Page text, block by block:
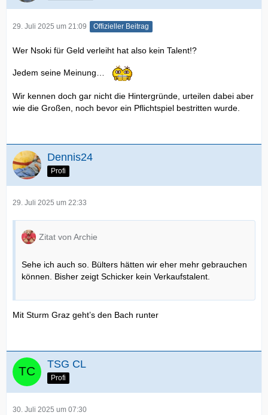
29. Juli 2025 um 21:09 Offizieller Beitrag
Wer Nsoki für Geld verleiht hat also kein Talent!?
Jedem seine Meinung…
Wir kennen doch gar nicht die Hintergründe, urteilen dabei aber
wie die Großen, noch bevor ein Pflichtspiel bestritten wurde.
Dennis24
Profi
29. Juli 2025 um 22:33
Zitat von Archie
Sehe ich auch so. Bülters hätten wir eher mehr gebrauchen
können. Bisher zeigt Schicker kein Verkaufstalent.
Mit Sturm Graz geht’s den Bach runter
TSG CL
Profi
30. Juli 2025 um 07:30